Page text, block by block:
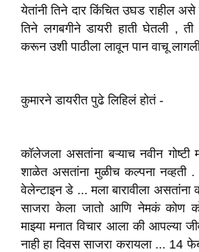
येतांनी तिने दार किंचित उघड राहील
तिने लगबगीने डायरी हाती घेतली , ती
करून उशी पाठीला लावून पान वाचू
कुमारने डायरीत पुढे लिहिलं होतं -
कॉलेजला असतांना बऱ्याच नवीन गोष्टी
शाळेत असतांना मुळीच कल्पना नव्हती
वेलेन्टाइन डे ... मला बारावीला
साजरा केला जातो आणि नेमकं कोण
माझ्या मनात विचार आला की आपल्या
नाही हा दिवस साजरा करायला ... 14